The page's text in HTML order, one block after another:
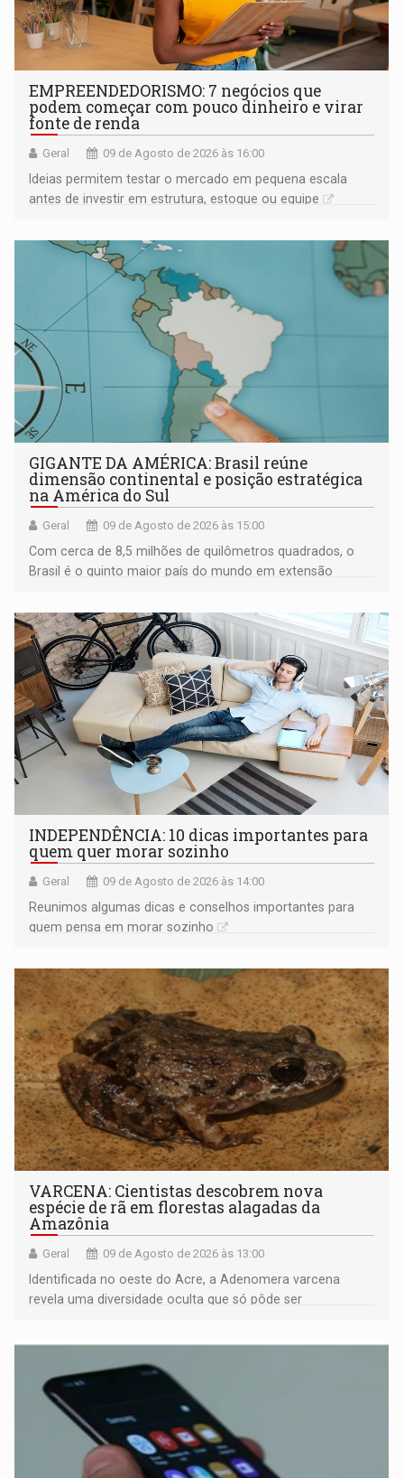
EMPREENDEDORISMO: 7 negócios que
podem começar com pouco dinheiro e virar
fonte de renda
Geral 09 de Agosto de 2026 às 16:00
Ideias permitem testar o mercado em pequena escala
antes de investir em estrutura, estoque ou equipe
GIGANTE DA AMÉRICA: Brasil reúne
dimensão continental e posição estratégica
na América do Sul
Geral 09 de Agosto de 2026 às 15:00
Com cerca de 8,5 milhões de quilômetros quadrados, o
Brasil é o quinto maior país do mundo em extensão
INDEPENDÊNCIA: 10 dicas importantes para
quem quer morar sozinho
Geral 09 de Agosto de 2026 às 14:00
Reunimos algumas dicas e conselhos importantes para
quem pensa em morar sozinho
VARCENA: Cientistas descobrem nova
espécie de rã em florestas alagadas da
Amazônia
Geral 09 de Agosto de 2026 às 13:00
Identificada no oeste do Acre, a Adenomera varcena
revela uma diversidade oculta que só pôde ser